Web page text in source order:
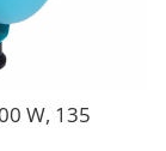
W, 135